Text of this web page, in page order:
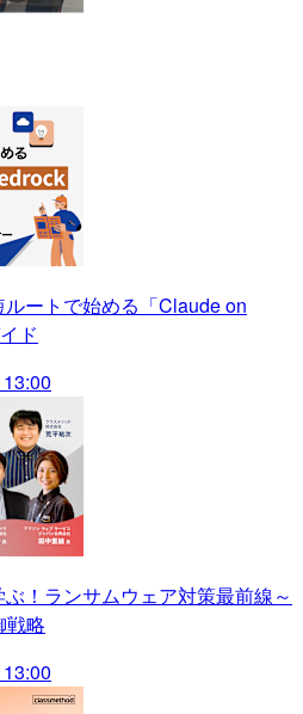
ルートで始める「Claude on
ド
ぶ！ランサムウェア対策最前線～
戦略